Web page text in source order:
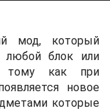
мод, который
любой блок или
тому как при
новое
которые